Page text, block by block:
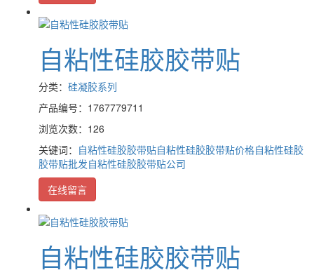
自粘性硅胶胶带贴
分类： 硅凝胶系列
产品编号：1767779711
浏览次数：126
关键词： 自粘性硅胶胶带贴自粘性硅胶胶带贴价格自粘性硅胶
胶带贴批发自粘性硅胶胶带贴公司
在线留言
自粘性硅胶胶带贴